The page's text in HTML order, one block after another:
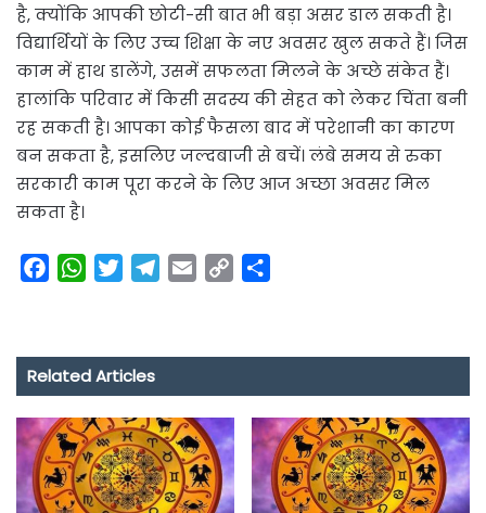
है, क्योंकि आपकी छोटी-सी बात भी बड़ा असर डाल सकती है।
विद्यार्थियों के लिए उच्च शिक्षा के नए अवसर खुल सकते हैं। जिस
काम में हाथ डालेंगे, उसमें सफलता मिलने के अच्छे संकेत हैं।
हालांकि परिवार में किसी सदस्य की सेहत को लेकर चिंता बनी
रह सकती है। आपका कोई फैसला बाद में परेशानी का कारण
बन सकता है, इसलिए जल्दबाजी से बचें। लंबे समय से रुका
सरकारी काम पूरा करने के लिए आज अच्छा अवसर मिल
सकता है।
e
b
o
k
W
t
s
p
p
t
t
r
e
a
m
i
y
n
r
Related Articles